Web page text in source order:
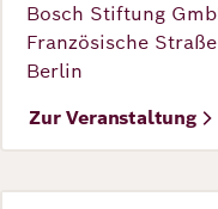
Richard
von
Weizsäcker
Forum
Bosch Stiftung
Französische
Berlin
Zur Veranstaltung